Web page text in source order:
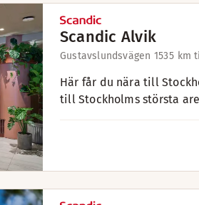
Scandic Alvik
Gustavslundsvägen 1535 km
Här får du nära till
till Stockholms största